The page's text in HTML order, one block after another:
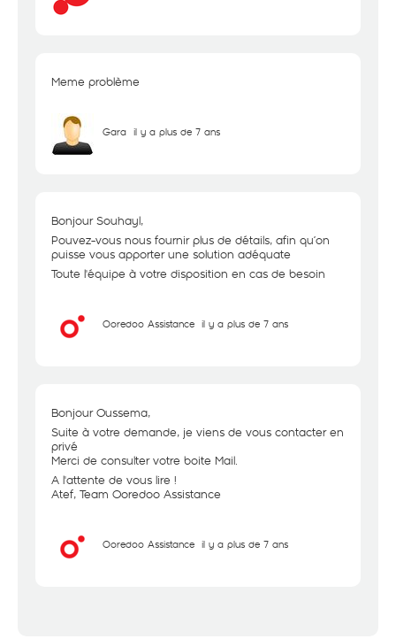
Meme problème
Gara il y a plus de 7 ans
Bonjour Souhayl,
Pouvez-vous nous fournir plus de détails, afin qu’on
puisse vous apporter une solution adéquate
Toute l'équipe à votre disposition en cas de besoin
Ooredoo Assistance il y a plus de 7 ans
Bonjour Oussema,
Suite à votre demande, je viens de vous contacter en
privé
Merci de consulter votre boite Mail.
A l'attente de vous lire !
Atef, Team Ooredoo Assistance
Ooredoo Assistance il y a plus de 7 ans